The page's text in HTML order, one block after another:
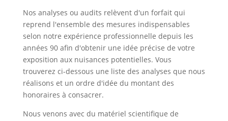
Nos analyses ou audits relèvent d'un forfait qui
reprend l'ensemble des mesures indispensables
selon notre expérience professionnelle depuis les
années 90 afin d'obtenir une idée précise de votre
exposition aux nuisances potentielles. Vous
trouverez ci-dessous une liste des analyses que nous
réalisons et un ordre d'idée du montant des
honoraires à consacrer.
Nous venons avec du matériel scientifique de